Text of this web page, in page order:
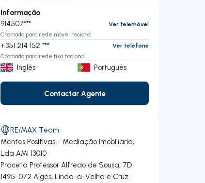
Informação
914507***
Ver telemóvel
Chamada para rede móvel nacional
+351 214 152 ***
Ver telefone
Chamada para rede fixa nacional
Inglês Português
Contactar Agente
Contactar Agente
RE/MAX Team
Mentes Positivas - Mediação Imobiliária,
Lda AMI 13010
Praceta Professor Alfredo de Sousa, 7D
1495-072 Algés, Linda-a-Velha e Cruz